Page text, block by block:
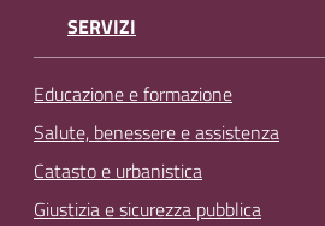
SERVIZI
Educazione e formazione
Salute, benessere e assistenza
Catasto e urbanistica
Giustizia e sicurezza pubblica